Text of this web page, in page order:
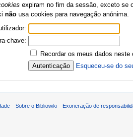
expiram no fim da sessão, exceto se
nãousa cookies para navegação anónima.
chave:
Recordar os meus dados
Esqueceu-se do
Sobre o Bibliowiki Exoneração de